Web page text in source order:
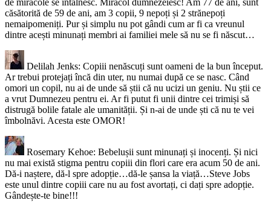
de miracole se întâlnesc. Miracol dumnezeiesc! Am 77 de ani, sunt
căsătorită de 59 de ani, am 3 copii, 9 nepoți și 2 strănepoți
nemaipomeniți. Pur și simplu nu pot gândi cum ar fi ca vreunul
dintre acești minunați membri ai familiei mele să nu se fi născut…
Delilah Jenks: Copiii nenăscuți sunt oameni de la bun început.
Ar trebui protejați încă din uter, nu numai după ce se nasc. Când
omori un copil, nu ai de unde să știi că nu ucizi un geniu. Nu știi ce
a vrut Dumnezeu pentru ei. Ar fi putut fi unii dintre cei trimiși să
distrugă bolile fatale ale umanității. Și n-ai de unde ști că nu te vei
îmbolnăvi. Acesta este OMOR!
Rosemary Kehoe: Bebelușii sunt minunați și inocenți. Și nici
nu mai există stigma pentru copiii din flori care era acum 50 de ani.
Dă-i naștere, dă-l spre adopție…dă-le șansa la viață…Steve Jobs
este unul dintre copiii care nu au fost avortați, ci dați spre adopție.
Gândește-te bine!!!